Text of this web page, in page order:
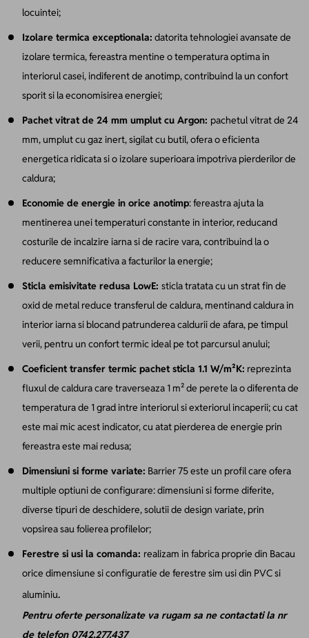
locuintei;
Izolare termica exceptionala: datorita tehnologiei avansate de
izolare termica, fereastra mentine o temperatura optima in
interiorul casei, indiferent de anotimp, contribuind la un confort
sporit si la economisirea energiei;
Pachet vitrat de 24 mm umplut cu Argon: pachetul vitrat de 24
mm, umplut cu gaz inert, sigilat cu butil, ofera o eficienta
energetica ridicata si o izolare superioara impotriva pierderilor de
caldura;
Economie de energie in orice anotimp:fereastra ajuta la
mentinerea unei temperaturi constante in interior, reducand
costurile de incalzire iarna si de racire vara, contribuind la o
reducere semnificativa a facturilor la energie;
Sticla emisivitate redusa LowE: sticla tratata cu un strat fin de
oxid de metal reduce transferul de caldura, mentinand caldura in
interior iarna si blocand patrunderea caldurii de afara, pe timpul
verii, pentru un confort termic ideal pe tot parcursul anului;
Coeficient transfer termic pachet sticla 1.1 W/m²K: reprezinta
fluxul de caldura care traverseaza 1 m² de perete la o diferenta de
temperatura de 1 grad intre interiorul si exteriorul incaperii; cu cat
este mai mic acest indicator, cu atat pierderea de energie prin
fereastra este mai redusa;
Dimensiuni si forme variate: Barrier 75 este un profil care ofera
multiple optiuni de configurare: dimensiuni si forme diferite,
diverse tipuri de deschidere, solutii de design variate, prin
vopsirea sau folierea profilelor;
Ferestre si usi la comanda: realizam in fabrica proprie din Bacau
orice dimensiune si configuratie de ferestre sim usi din PVC si
aluminiu.
Pentru oferte personalizate va rugam sa ne contactati la nr
de telefon 0742.277.437